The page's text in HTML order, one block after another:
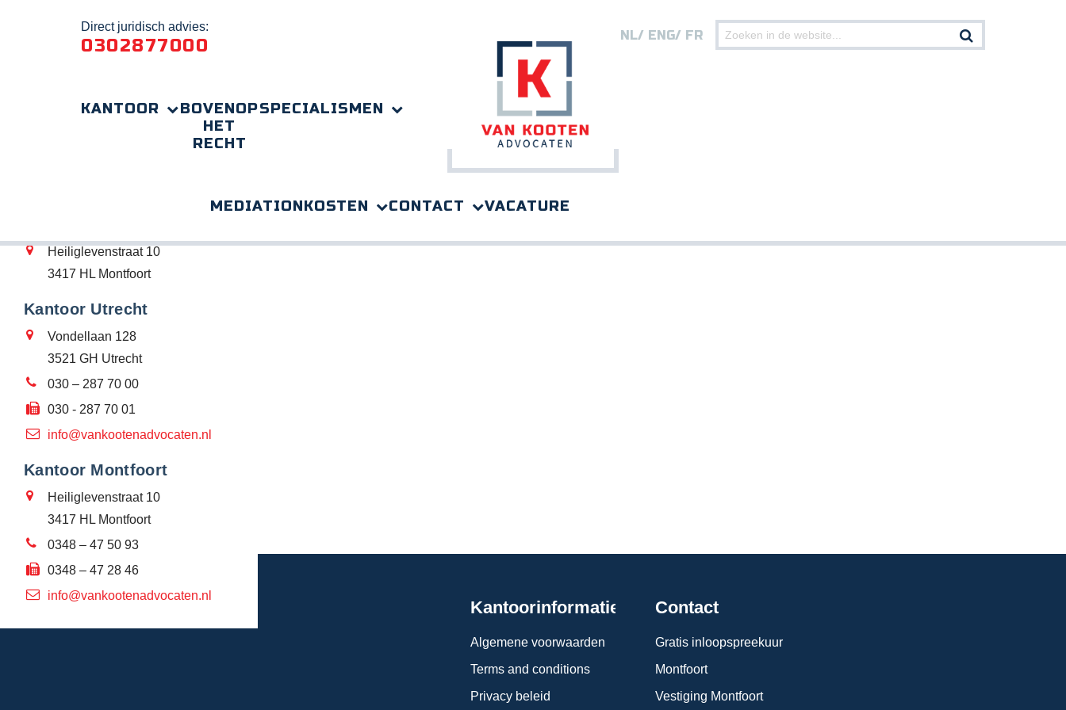
KANTOOR
BOVENOP
HET
RECHT
SPECIALISMEN
MEDIATIONKOSTEN CONTACT VACATURE
Direct juridisch advies:
0302877000
NL ENG FR
Heiliglevenstraat 10
3417 HL Montfoort
Kantoor Utrecht
Vondellaan 128
3521 GH Utrecht
030 – 287 70 00
030 - 287 70 01
info@vankootenadvocaten.nl
Kantoor Montfoort
Heiliglevenstraat 10
3417 HL Montfoort
0348 – 47 50 93
0348 – 47 28 46
info@vankootenadvocaten.nl
Kantoorinformatie
Algemene voorwaarden
Terms and conditions
Privacy beleid
Contact
Gratis inloopspreekuur
Montfoort
Vestiging Montfoort